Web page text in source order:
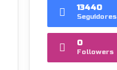
13440
Seguidores
0
Followers